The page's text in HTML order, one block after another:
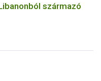
származó